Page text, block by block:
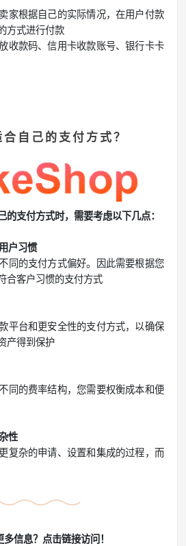
家根据自己的实际情况，在用户付款
方式进行付款
收款码、信用卡收款账号、银行卡卡
自己的支付方式？
的支付方式时，需要考虑以下几点：
户习惯
同的支付方式偏好。因此需要根据您
合客户习惯的支付方式
平台和更安全性的支付方式，以确保
产得到保护
同的费率结构，您需要权衡成本和便
性
复杂的申请、设置和集成的过程，而
信息？点击链接访问！